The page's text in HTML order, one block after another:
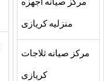
مركز صيانه اجهزه
منزليه كريازى
مركز صيانه ثلاجات
كريازى